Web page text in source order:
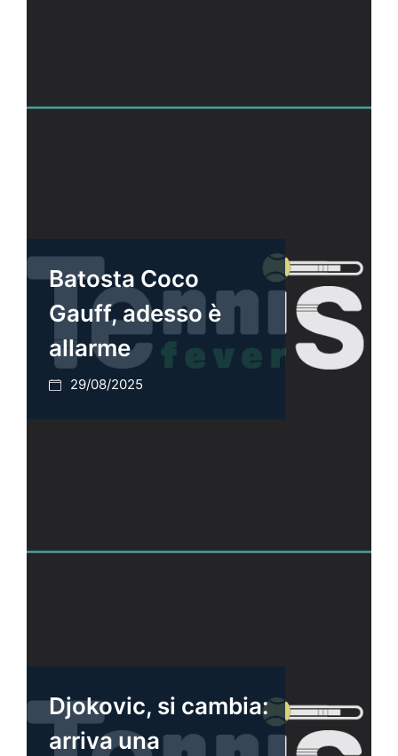
Batosta Coco
Gauff, adesso è
allarme
29/08/2025
Djokovic, si cambia:
arriva una